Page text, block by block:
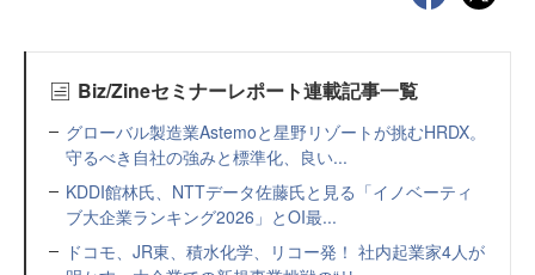
Biz/Zineセミナーレポート連載記事一覧
グローバル製造業Astemoと星野リゾートが挑むHRDX。
守るべき自社の強みと標準化、良い...
KDDI館林氏、NTTデータ佐藤氏と見る「イノベーティ
ブ大企業ランキング2026」とOI最...
ドコモ、JR東、積水化学、リコー発！ 社内起業家4人が